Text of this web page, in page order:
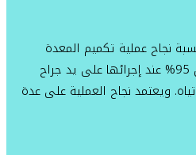
نجاح عملية تكميم المعدة
بالمنظار قد تصل إلى أكثر من 95% عند إجرائها على يد جراح
ويعتمد نجاح العملية على عدة